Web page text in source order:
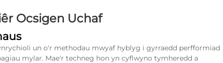
Ocsigen Uchaf
un o'r methodau mwyaf hyblyg i gyrraedd perfformiad
mylar. Mae'r techneg hon yn cyflwyno tymheredd a